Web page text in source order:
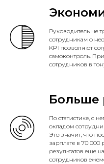
Руководитель не
сотрудникам о
KPI позволяют
самоконтроль.
сотрудников в
Больше
По статистике, с
окладом
Это значит, что
зарплате в 70 000
результатов еще
сотрудников